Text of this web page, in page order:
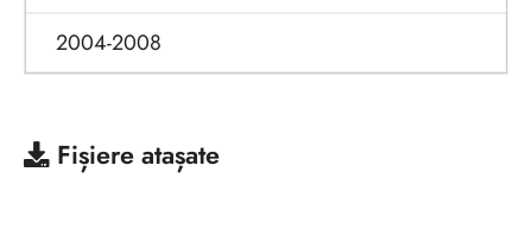
2004-2008
Fișiere atașate